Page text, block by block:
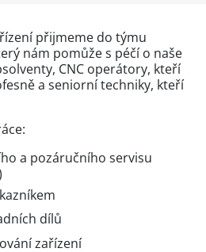
přijmeme do týmu
nám pomůže s péčí o naše
CNC operátory, kteří
a seniorní techniky, kteří
a pozáručního servisu
dílů
zařízení